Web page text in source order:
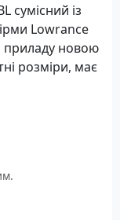
сумісний із
Lowrance
приладу новою
розміри, має